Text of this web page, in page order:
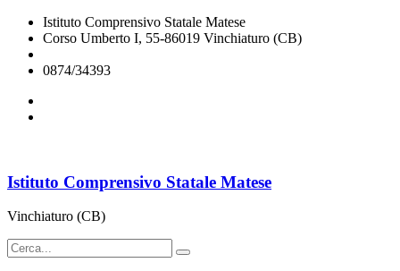
Istituto Comprensivo Statale Matese
Corso Umberto I, 55-86019 Vinchiaturo (CB)
0874/34393
Istituto Comprensivo Statale Matese
Vinchiaturo (CB)